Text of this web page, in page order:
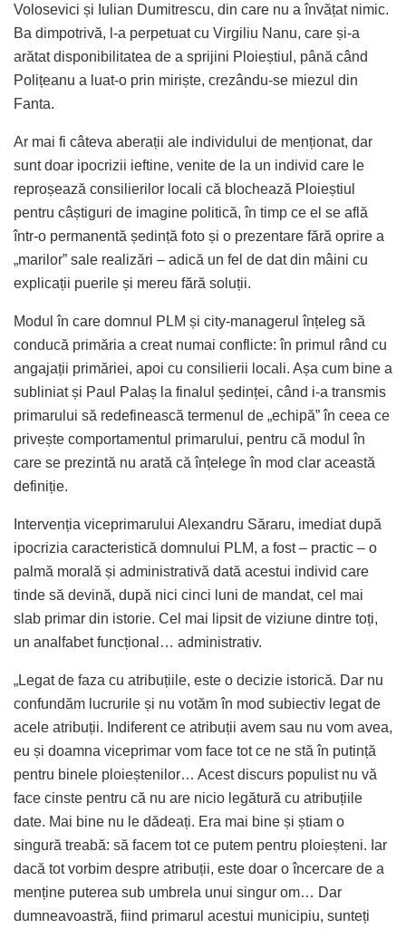
Volosevici și Iulian Dumitrescu, din care nu a învățat nimic.
Ba dimpotrivă, l-a perpetuat cu Virgiliu Nanu, care și-a
arătat disponibilitatea de a sprijini Ploieștiul, până când
Polițeanu a luat-o prin miriște, crezându-se miezul din
Fanta.
Ar mai fi câteva aberații ale individului de menționat, dar
sunt doar ipocrizii ieftine, venite de la un individ care le
reproșează consilierilor locali că blochează Ploieștiul
pentru câștiguri de imagine politică, în timp ce el se află
într-o permanentă ședință foto și o prezentare fără oprire a
„marilor” sale realizări – adică un fel de dat din mâini cu
explicații puerile și mereu fără soluții.
Modul în care domnul PLM și city-managerul înțeleg să
conducă primăria a creat numai conflicte: în primul rând cu
angajații primăriei, apoi cu consilierii locali. Așa cum bine a
subliniat și Paul Palaș la finalul ședinței, când i-a transmis
primarului să redefinească termenul de „echipă” în ceea ce
privește comportamentul primarului, pentru că modul în
care se prezintă nu arată că înțelege în mod clar această
definiție.
Intervenția viceprimarului Alexandru Săraru, imediat după
ipocrizia caracteristică domnului PLM, a fost – practic – o
palmă morală și administrativă dată acestui individ care
tinde să devină, după nici cinci luni de mandat, cel mai
slab primar din istorie. Cel mai lipsit de viziune dintre toți,
un analfabet funcțional… administrativ.
„Legat de faza cu atribuțiile, este o decizie istorică. Dar nu
confundăm lucrurile și nu votăm în mod subiectiv legat de
acele atribuții. Indiferent ce atribuții avem sau nu vom avea,
eu și doamna viceprimar vom face tot ce ne stă în putință
pentru binele ploieștenilor… Acest discurs populist nu vă
face cinste pentru că nu are nicio legătură cu atribuțiile
date. Mai bine nu le dădeați. Era mai bine și știam o
singură treabă: să facem tot ce putem pentru ploieșteni. Iar
dacă tot vorbim despre atribuții, este doar o încercare de a
menține puterea sub umbrela unui singur om… Dar
dumneavoastră, fiind primarul acestui municipiu, sunteți